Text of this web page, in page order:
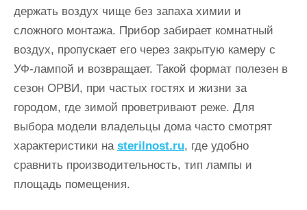
держать воздух чище без запаха химии и
сложного монтажа. Прибор забирает комнатный
воздух, пропускает его через закрытую камеру с
УФ-лампой и возвращает. Такой формат полезен в
сезон ОРВИ, при частых гостях и жизни за
городом, где зимой проветривают реже. Для
выбора модели владельцы дома часто смотрят
характеристики на sterilnost.ru, где удобно
сравнить производительность, тип лампы и
площадь помещения.